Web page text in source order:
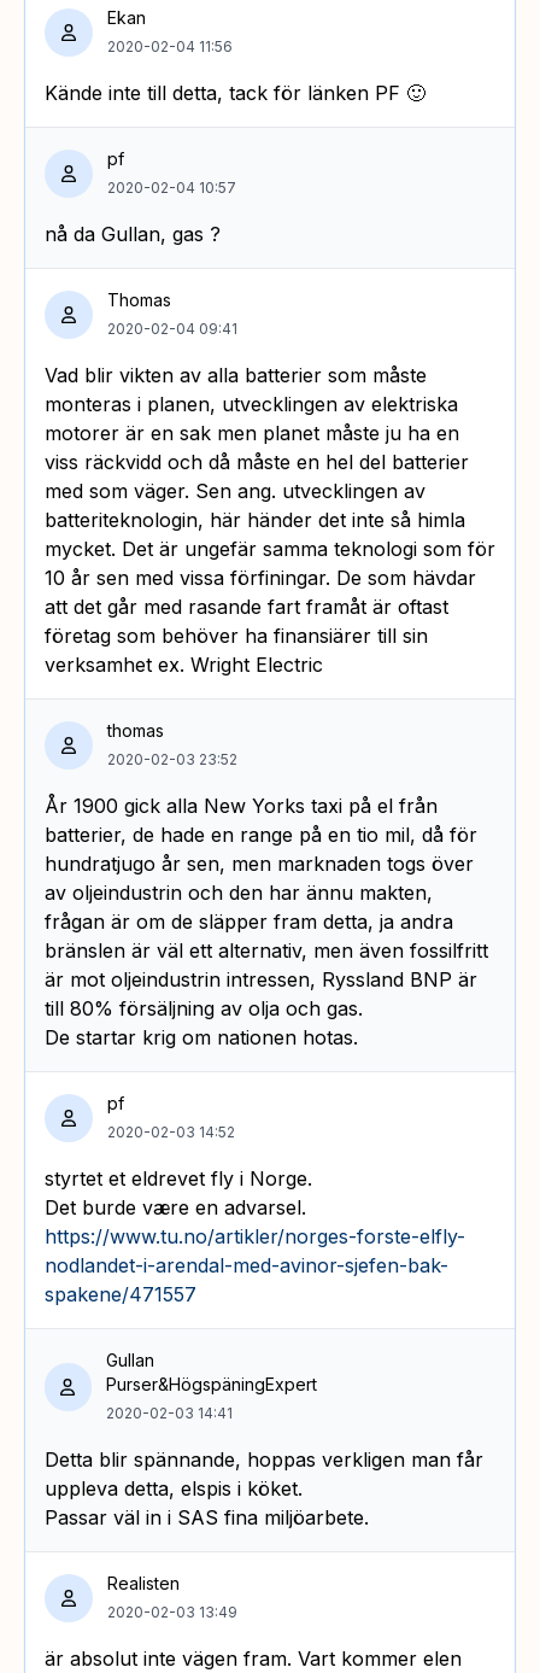
Ekan
2020-02-04 11:56
Kände inte till detta, tack för länken PF 🙂
pf
2020-02-04 10:57
nå da Gullan, gas ?
Thomas
2020-02-04 09:41
Vad blir vikten av alla batterier som måste
monteras i planen, utvecklingen av elektriska
motorer är en sak men planet måste ju ha en
viss räckvidd och då måste en hel del batterier
med som väger. Sen ang. utvecklingen av
batteriteknologin, här händer det inte så himla
mycket. Det är ungefär samma teknologi som för
10 år sen med vissa förfiningar. De som hävdar
att det går med rasande fart framåt är oftast
företag som behöver ha finansiärer till sin
verksamhet ex. Wright Electric
thomas
2020-02-03 23:52
År 1900 gick alla New Yorks taxi på el från
batterier, de hade en range på en tio mil, då för
hundratjugo år sen, men marknaden togs över
av oljeindustrin och den har ännu makten,
frågan är om de släpper fram detta, ja andra
bränslen är väl ett alternativ, men även fossilfritt
är mot oljeindustrin intressen, Ryssland BNP är
till 80% försäljning av olja och gas.
De startar krig om nationen hotas.
pf
2020-02-03 14:52
styrtet et eldrevet fly i Norge.
Det burde være en advarsel.
https://www.tu.no/artikler/norges-forste-elfly-
nodlandet-i-arendal-med-avinor-sjefen-bak-
spakene/471557
Gullan
Purser&HögspäningExpert
2020-02-03 14:41
Detta blir spännande, hoppas verkligen man får
uppleva detta, elspis i köket.
Passar väl in i SAS fina miljöarbete.
Realisten
2020-02-03 13:49
är absolut inte vägen fram. Vart kommer elen